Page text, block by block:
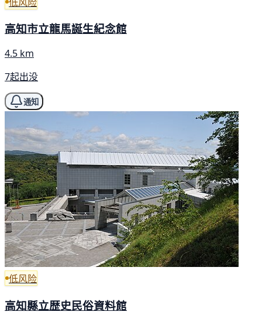
高知市立龍馬誕生紀念館
4.5 km
7起出没
通知
低风险
高知縣立歴史民俗資料館